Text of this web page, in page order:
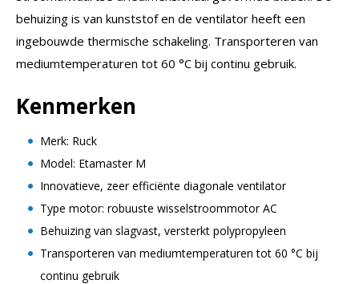
behuizing is van kunststof en de ventilator heeft een
ingebouwde thermische schakeling. Transporteren van
mediumtemperaturen tot 60 °C bij continu gebruik.
Kenmerken
Merk: Ruck
Model: Etamaster M
Innovatieve, zeer efficiënte diagonale ventilator
Type motor: robuuste wisselstroommotor AC
Behuizing van slagvast, versterkt polypropyleen
Transporteren van mediumtemperaturen tot 60 °C bij
continu gebruik